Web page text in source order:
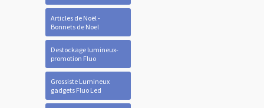
Articles de Noël -
Bonnets de Noel
Destockage lumineux-
promotion Fluo
Grossiste Lumineux
gadgets Fluo Led